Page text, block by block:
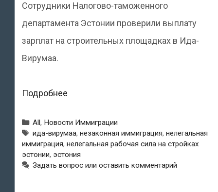
Сотрудники Налогово-таможенного
департамента Эстонии проверили выплату
зарплат на строительных площадках в Ида-
Вирумаа.
Подробнее
в
Ида-
Вирумаа
Рубрики
All, Новости Иммиграции
Метки
ида-вирумаа,незаконная иммиграция,нелегальная
иммиграция, нелегальная рабочая сила на стройках
эстонии, эстония
Задать вопрос или оставить комментарий